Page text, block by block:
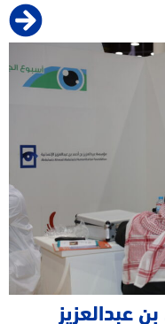
عبدالعزيز